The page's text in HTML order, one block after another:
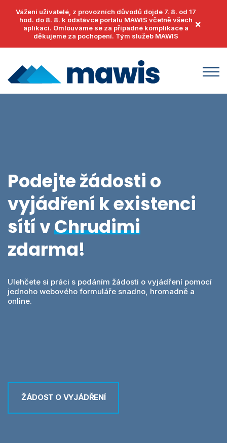
Vážení uživatelé, z provozních důvodů dojde 7. 8. od 17
hod. do 8. 8. k odstávce portálu MAWIS včetně všech
aplikací. Omlouváme se za případné komplikace a
děkujeme za pochopení. Tým služeb MAWIS
×
MawisPhoto
MawisContract
MawisPasport
DTM ČR
Helpdesk
Dokumenty
Časté otázky
Události
Články
Videa
O nás
Přihlásit se
Podejte žádosti o
vyjádření k existenci
sítí vChrudimi
zdarma!
Ulehčete si práci s podáním žádosti o vyjádření pomocí
jednoho webového formuláře snadno, hromadně a
online.
ŽÁDOST O VYJÁDŘENÍ